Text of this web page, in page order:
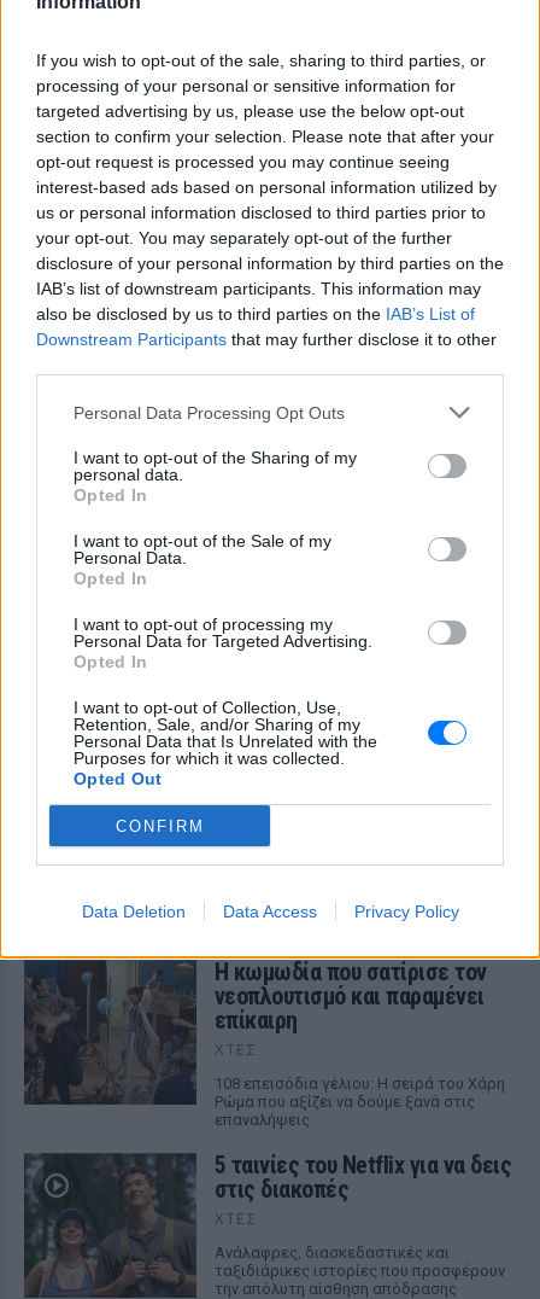
If you wish to opt-out of the sale, sharing to third parties, or
processing of your personal or sensitive information for
targeted advertising by us, please use the below opt-out
section to confirm your selection. Please note that after your
opt-out request is processed you may continue seeing
interest-based ads based on personal information utilized by
us or personal information disclosed to third parties prior to
your opt-out. You may separately opt-out of the further
disclosure of your personal information by third parties on the
IAB’s list of downstream participants. This information may
also be disclosed by us to third parties on the IAB’s List of
Downstream Participants that may further disclose it to other
Personal Data Processing Opt Outs
I want to opt-out of the Sharing of my
personal data.
Opted In
I want to opt-out of the Sale of my
Personal Data.
Opted In
I want to opt-out of processing my
Personal Data for Targeted Advertising.
Opted In
I want to opt-out of Collection, Use,
Retention, Sale, and/or Sharing of my
Personal Data that Is Unrelated with the
Purposes for which it was collected.
Opted Out
CONFIRM
Data Deletion Data Access Privacy Policy
ΔΙΑΦΗΜΙΣΗ
ΔΕΙΤΕ ΕΠΙΣΗΣ
ΣΤΗΝ ΙΔΙΑ ΚΑΤΗΓΟΡΙΑ
ξανά διάσημοι από… ατύχημα
τραγούδια έχουν πολύ περισσότερες
«ζωές» από όσες νομίζαμε
Η κωμωδία που σατίρισε τον
νεοπλουτισμό και παραμένει
επίκαιρη
ΧΤΕΣ
108 επεισόδια γέλιου: Η σειρά του Χάρη
Ρώμα που αξίζει να δούμε ξανά στις
επαναλήψεις
5 ταινίες του Netflix για να δεις
στις διακοπές
ΧΤΕΣ
Aνάλαφρες, διασκεδαστικές και
ταξιδιάρικες ιστορίες που προσφέρουν
την απόλυτη αίσθηση απόδρασης